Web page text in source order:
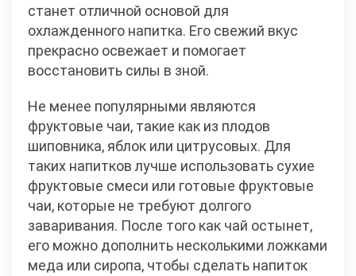
станет отличной основой для
охлажденного напитка. Его свежий вкус
прекрасно освежает и помогает
восстановить силы в зной.
Не менее популярными являются
фруктовые чаи, такие как из плодов
шиповника, яблок или цитрусовых. Для
таких напитков лучше использовать сухие
фруктовые смеси или готовые фруктовые
чаи, которые не требуют долгого
заваривания. После того как чай остынет,
его можно дополнить несколькими ложками
меда или сиропа, чтобы сделать напиток